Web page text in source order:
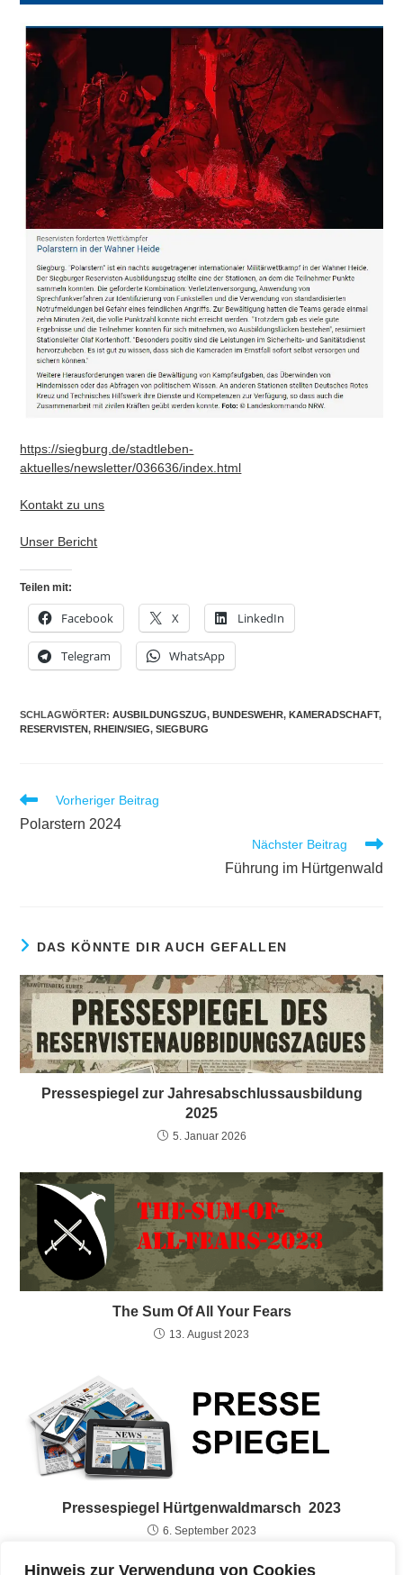
Hinweis zur Verwendung von Cookies
https://siegburg.de/stadtleben-
aktuelles/newsletter/036636/index.html
Kontakt zu uns
Unser Bericht
Teilen mit:
Facebook X LinkedIn
Telegram WhatsApp
SCHLAGWÖRTER:AUSBILDUNGSZUG, BUNDESWEHR, KAMERADSCHAFT,
RESERVISTEN, RHEIN/SIEG, SIEGBURG
Weitere
Artikel
ansehen
Vorheriger Beitrag
Polarstern 2024
Nächster Beitrag
Führung im Hürtgenwald
DAS KÖNNTE DIR AUCH GEFALLEN
Pressespiegel zur Jahresabschlussausbildung
2025
5. Januar 2026
The Sum Of All Your Fears
13. August 2023
Pressespiegel Hürtgenwaldmarsch 2023
6. September 2023